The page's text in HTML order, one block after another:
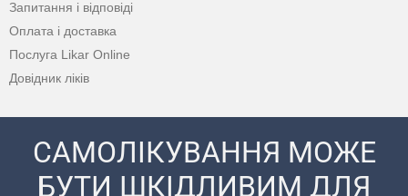
Запитання і відповіді
Оплата і доставка
Послуга Likar Online
Довідник ліків
САМОЛІКУВАННЯ МОЖЕ
БУТИ ШКІДЛИВИМ ДЛЯ